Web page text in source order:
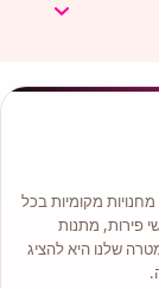
מקומיות בכל
פירות, מתנות
שלנו היא להציג